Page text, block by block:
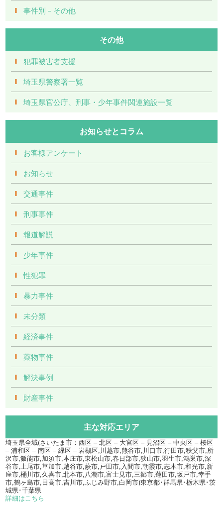
事件別－その他
その他
犯罪被害者支援
埼玉県警察署一覧
埼玉県官公庁、刑事・少年事件関連施設一覧
お知らせとコラム
お客様アンケート
お知らせ
交通事件
刑事事件
報道解説
少年事件
性犯罪
暴力事件
未分類
経済事件
薬物事件
解決事例
財産事件
主な対応エリア
埼玉県全域(さいたま市：西区 – 北区 – 大宮区 – 見沼区 – 中央区 – 桜区
– 浦和区 – 南区 – 緑区 – 岩槻区,川越市,熊谷市,川口市,行田市,秩父市,所
沢市,飯能市,加須市,本庄市,東松山市,春日部市,狭山市,羽生市,鴻巣市,深
谷市,上尾市,草加市,越谷市,蕨市,戸田市,入間市,朝霞市,志木市,和光市,新
座市,桶川市,久喜市,北本市,八潮市,富士見市,三郷市,蓮田市,坂戸市,幸手
市,鶴ヶ島市,日高市,吉川市,ふじみ野市,白岡市)東京都･群馬県･栃木県･茨
城県･千葉県
詳細はこちら